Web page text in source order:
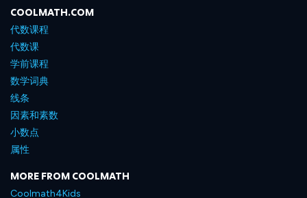
COOLMATH.COM
代数课程
代数课
学前课程
数学词典
线条
因素和素数
小数点
属性
MORE FROM COOLMATH
Coolmath4Kids